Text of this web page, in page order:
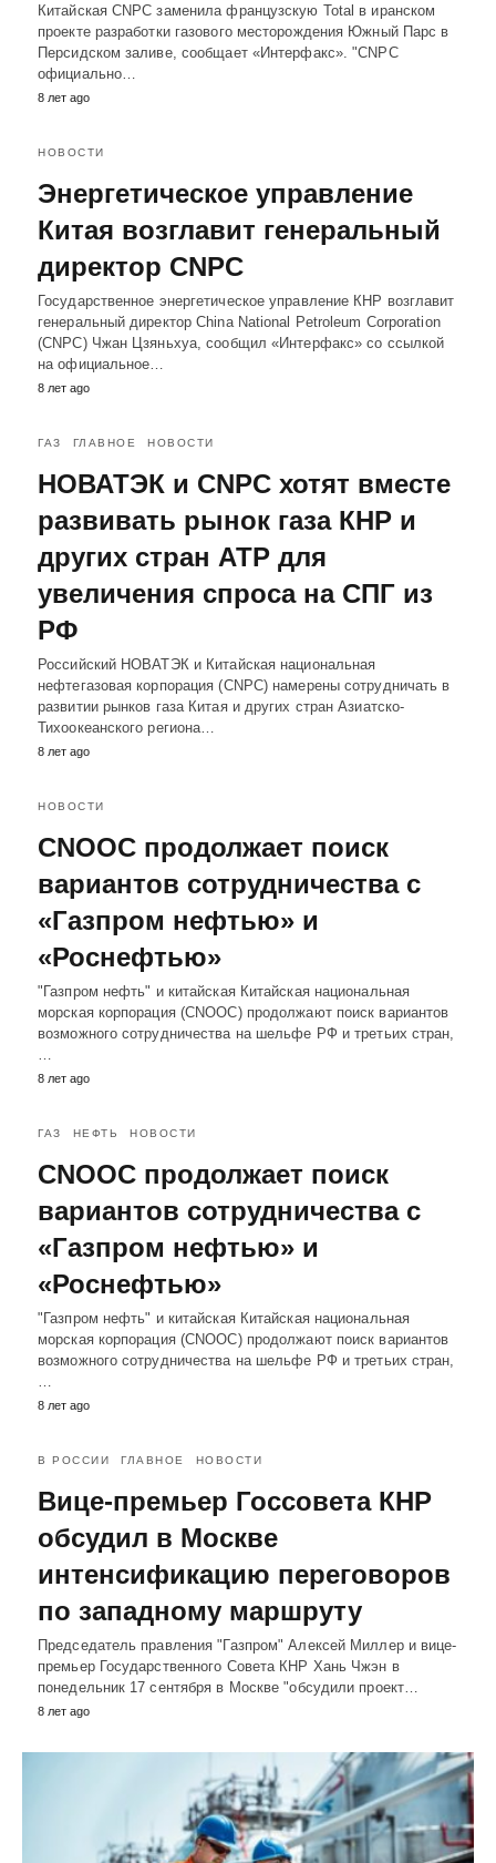
Китайская CNPC заменила французскую Total в иранском
проекте разработки газового месторождения Южный Парс в
Персидском заливе, сообщает «Интерфакс». "CNPC
официально…
8 лет ago
НОВОСТИ
Энергетическое управление
Китая возглавит генеральный
директор CNPC
Государственное энергетическое управление КНР возглавит
генеральный директор China National Petroleum Corporation
(CNPC) Чжан Цзяньхуа, сообщил «Интерфакс» со ссылкой
на официальное…
8 лет ago
ГАЗ ГЛАВНОЕ НОВОСТИ
НОВАТЭК и CNPC хотят вместе
развивать рынок газа КНР и
других стран АТР для
увеличения спроса на СПГ из
РФ
Российский НОВАТЭК и Китайская национальная
нефтегазовая корпорация (CNPC) намерены сотрудничать в
развитии рынков газа Китая и других стран Азиатско-
Тихоокеанского региона…
8 лет ago
НОВОСТИ
CNOOC продолжает поиск
вариантов сотрудничества с
«Газпром нефтью» и
«Роснефтью»
"Газпром нефть" и китайская Китайская национальная
морская корпорация (CNOOC) продолжают поиск вариантов
возможного сотрудничества на шельфе РФ и третьих стран,
…
8 лет ago
ГАЗ НЕФТЬ НОВОСТИ
CNOOC продолжает поиск
вариантов сотрудничества с
«Газпром нефтью» и
«Роснефтью»
"Газпром нефть" и китайская Китайская национальная
морская корпорация (CNOOC) продолжают поиск вариантов
возможного сотрудничества на шельфе РФ и третьих стран,
…
8 лет ago
В РОССИИ ГЛАВНОЕ НОВОСТИ
Вице-премьер Госсовета КНР
обсудил в Москве
интенсификацию переговоров
по западному маршруту
Председатель правления "Газпром" Алексей Миллер и вице-
премьер Государственного Совета КНР Хань Чжэн в
понедельник 17 сентября в Москве "обсудили проект…
8 лет ago